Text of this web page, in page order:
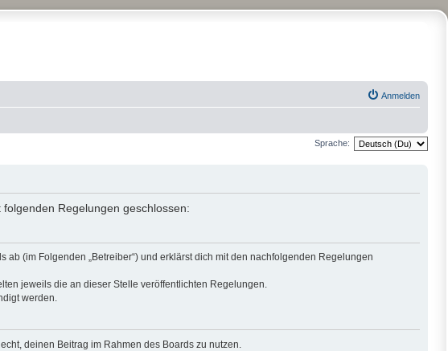
Anmelden
Sprache:
Regelungen geschlossen:
ab (im Folgenden „Betreiber“) und erklärst dich mit den nachfolgenden Regelungen
jeweils die an dieser Stelle veröffentlichten Regelungen.
werden.
deinen Beitrag im Rahmen des Boards zu nutzen.